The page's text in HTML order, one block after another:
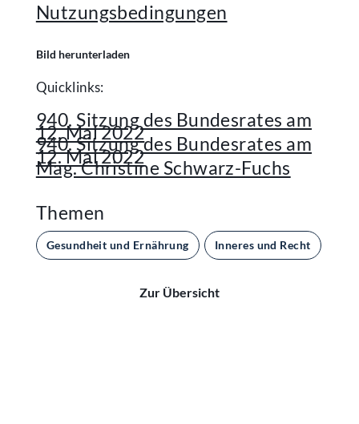
Nutzungsbedingungen
Bild herunterladen
Quicklinks:
940. Sitzung des Bundesrates am
12. Mai 2022
940. Sitzung des Bundesrates am
12. Mai 2022
Mag. Christine Schwarz-Fuchs
Themen
Gesundheit und Ernährung Inneres und Recht
Zur Übersicht